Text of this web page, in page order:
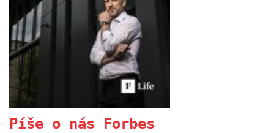
rámci DAM.premiera
01.10.2024
V polovině září jsme proměnili náš podolský dvorek
v dějiště večerní akce DAM.premiera, kde jsme
představili novou spolupráci s PREMIER interiors.
více
Píše o nás Forbes